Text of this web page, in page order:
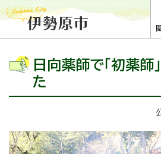
日向薬師で「初薬師
た